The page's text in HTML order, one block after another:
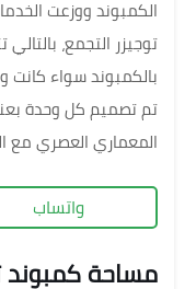
الكمبوند ووزعت
توجيزر التجمع،
بالكمبوند سواء كانت
تم تصميم كل وحدة
المعماري العصري مع
واتساب
مساحة كمبوند